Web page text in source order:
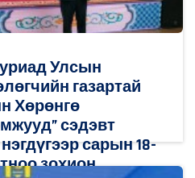
Улсын
газартай
Хөрөнгө
сэдэвт
сарын 18-
зохион